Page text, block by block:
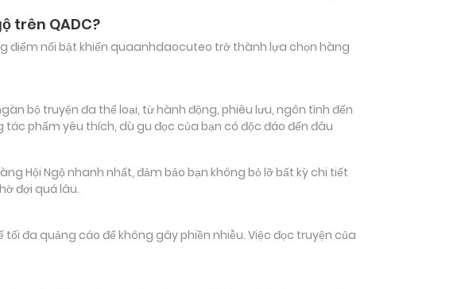
trên QADC?
điểm nổi bật khiến quaanhdaocuteo trở thành lựa chọn hàng
bộ truyện đa thể loại, từ hành động, phiêu lưu, ngôn tình đến
phẩm yêu thích, dù gu đọc của bạn có độc đáo đến đâu
Hội Ngộ nhanh nhất, đảm bảo bạn không bỏ lỡ bất kỳ chi tiết
đợi quá lâu.
đa quảng cáo để không gây phiền nhiễu. Việc đọc truyện của